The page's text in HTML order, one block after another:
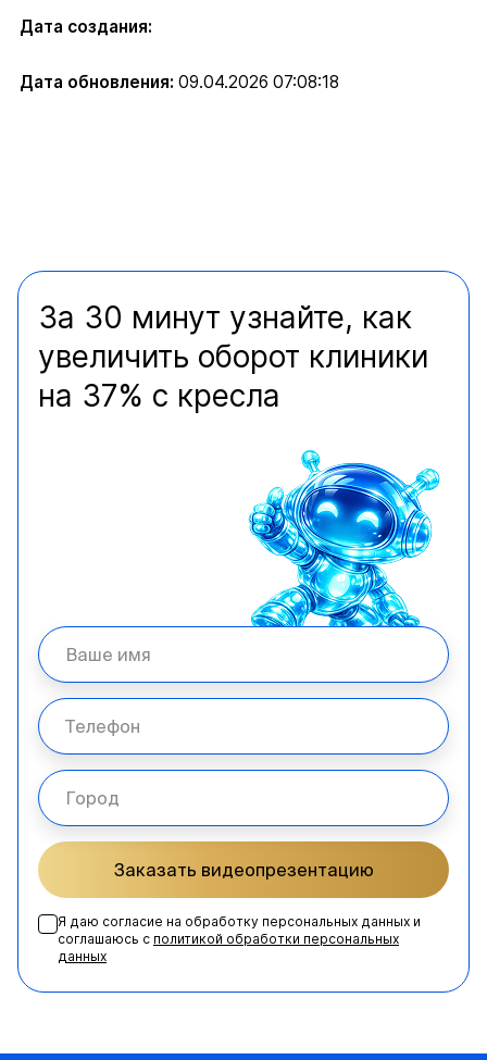
Дата создания:
Дата обновления: 09.04.2026 07:08:18
За 30 минут узнайте, как
увеличить оборот клиники
на 37% с кресла
Заказать видеопрезентацию
Я даю согласие на обработку персональных данных и
соглашаюсь с политикой обработки персональных
данных